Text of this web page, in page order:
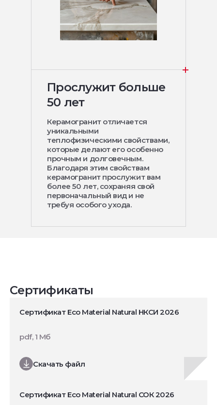
Прослужит больше
50 лет
Керамогранит отличается
уникальными
теплофизическими свойствами,
которые делают его особенно
прочным и долговечным.
Благодаря этим свойствам
керамогранит прослужит вам
более 50 лет, сохраняя свой
первоначальный вид и не
требуя особого ухода.
Сертификаты
Сертификат Eco Material Natural НКСИ 2026
Скачать файл
pdf, 1 Мб
Сертификат Eco Material Natural СОК 2026